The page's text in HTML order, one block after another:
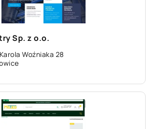
Sp. z o.o.
Woźniaka 28